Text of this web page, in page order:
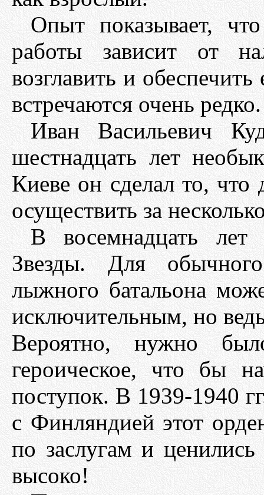
Опыт показывает,
работы зависит от
возглавить и
встречаются очень редко.
Иван Васильевич
шестнадцать лет
Киеве он сделал то,
осуществить за
В восемнадцать
Звезды. Для обычного
лыжного батальона
исключительным, но
Вероятно, нужно
героическое, что бы
поступок. В 1939-1940
с Финляндией этот
по заслугам и
высоко!